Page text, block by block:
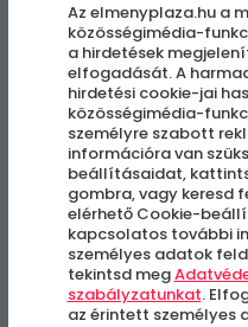
Chillhouse
Romantikus
Nyíregyháza
Az elmenyplaza.hu a
közösségimédia-
a hirdetések
elfogadását. A
hirdetési cookie-jai
közösségimédia-
személyre szabott
információra van
beállításaidat,
gombra, vagy keresd
elérhető Cookie-
kapcsolatos további
személyes adatok
tekintsd meg
szabályzatunkat.
az érintett